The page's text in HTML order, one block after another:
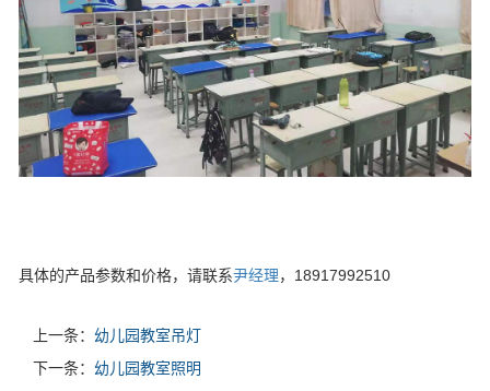
具体的产品参数和价格，请联系尹经理，18917992510
上一条： 幼儿园教室吊灯
下一条： 幼儿园教室照明